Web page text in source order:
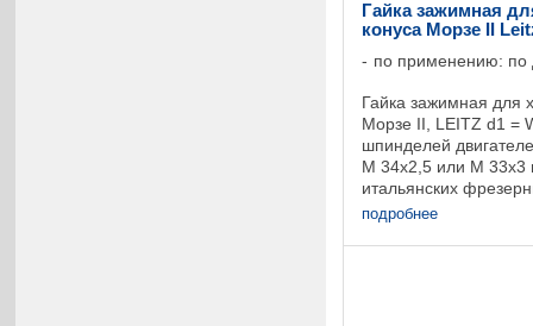
Гайка зажимная
конуса Морзе II
по применению: по
Гайка зажимная для
Морзе II, LEITZ d1 =
шпинделей
M 34x2,5 или M 33x3
итальянских
расположением
подробнее